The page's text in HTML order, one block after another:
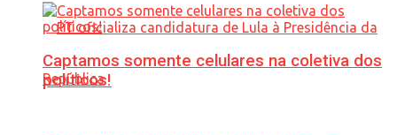
Captamos somente celulares na coletiva dos
políticos!